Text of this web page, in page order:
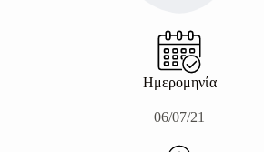
Ημερομηνία
06/07/21